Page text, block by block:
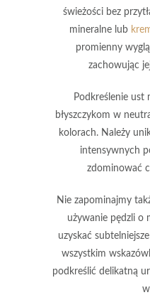
świeżości bez
mineralne lub
promienny
zachowując
Podkreślenie ust
błyszczykom w
kolorach. Należy
intensywnych
zdominować
Nie zapominajmy
używanie pędzli o
uzyskać
wszystkim
podkreślić delikatną